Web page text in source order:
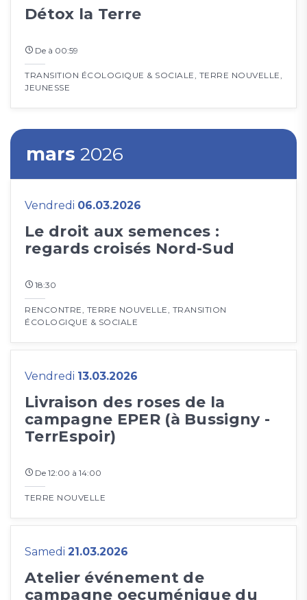
Détox la Terre
TRANSITION ÉCOLOGIQUE & SOCIALE, TERRE NOUVELLE,
JEUNESSE
De à 00:59
mars 2026
Vendredi 06.03.2026
Le droit aux semences :
regards croisés Nord-Sud
RENCONTRE, TERRE NOUVELLE, TRANSITION
ÉCOLOGIQUE & SOCIALE
18:30
Vendredi 13.03.2026
Livraison des roses de la
campagne EPER (à Bussigny -
TerrEspoir)
TERRE NOUVELLE
De 12:00 à 14:00
Samedi 21.03.2026
Atelier événement de
campagne oecuménique du